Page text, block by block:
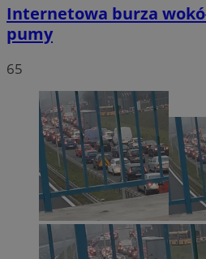
Internetowa burza
pumy
65